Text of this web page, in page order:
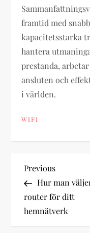
framtid med
kapacitetsstarka
hantera
prestanda,
ansluten och
i världen.
WIFI
P
o
s
Previous
Post
Previous
Hur man
router för ditt
hemnätverk